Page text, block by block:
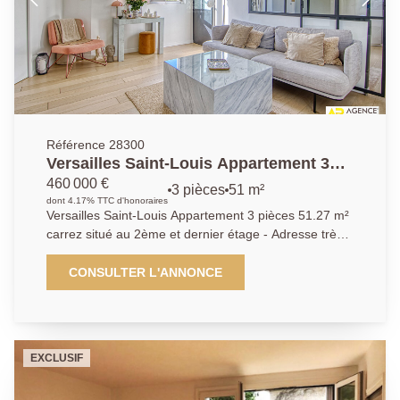
Référence 28300
Versailles Saint-Louis Appartement 3
pièces 51.27 m² carrez situé au 2ème et
dernier étage
460 000 €
dont 4.17% TTC d'honoraires
3 pièces 51 m²
Versailles Saint-Louis Appartement 3 pièces 51.27 m²
carrez situé au 2ème et dernier étage - Adresse très
recherchée au calme absolu et à quelques minutes à
pied des commerces, écoles de renom et transports
(gare des Chantiers et Rive-Gauche) pour ce superbe
immeuble ancien "l'Hôtel des Ecuyers du Roi"
entièrement réhabilité en 2010. Vous y découvrirez:
Entrée, wc invités, cuisine ouverte entièrement
CONSULTER L'ANNONCE
EXCLUSIF